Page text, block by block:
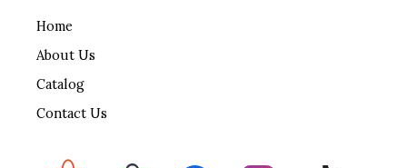
Home
About Us
Catalog
Contact Us